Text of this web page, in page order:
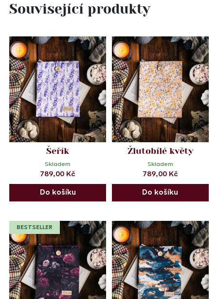
Související produkty
Šeřík
Skladem
789,00 Kč
Do košíku
Žlutobílé květy
Skladem
789,00 Kč
Do košíku
BESTSELLER